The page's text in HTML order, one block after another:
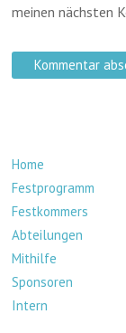
meinen nächsten
Home
Festprogramm
Festkommers
Abteilungen
Mithilfe
Sponsoren
Intern